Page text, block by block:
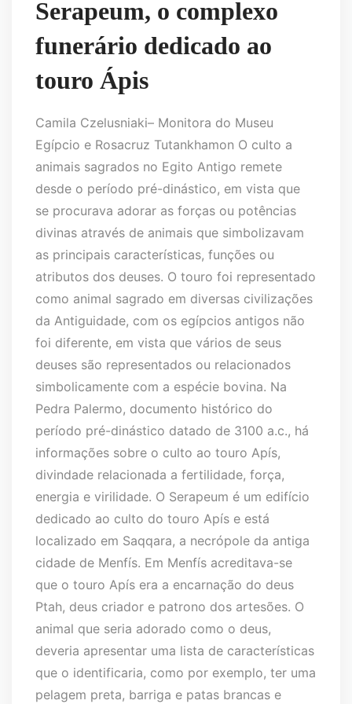
Serapeum, o complexo
funerário dedicado ao
touro Ápis
Camila Czelusniaki– Monitora do Museu
Egípcio e Rosacruz Tutankhamon O culto a
animais sagrados no Egito Antigo remete
desde o período pré-dinástico, em vista que
se procurava adorar as forças ou potências
divinas através de animais que simbolizavam
as principais características, funções ou
atributos dos deuses. O touro foi representado
como animal sagrado em diversas civilizações
da Antiguidade, com os egípcios antigos não
foi diferente, em vista que vários de seus
deuses são representados ou relacionados
simbolicamente com a espécie bovina. Na
Pedra Palermo, documento histórico do
período pré-dinástico datado de 3100 a.c., há
informações sobre o culto ao touro Apís,
divindade relacionada a fertilidade, força,
energia e virilidade. O Serapeum é um edifício
dedicado ao culto do touro Apís e está
localizado em Saqqara, a necrópole da antiga
cidade de Menfís. Em Menfís acreditava-se
que o touro Apís era a encarnação do deus
Ptah, deus criador e patrono dos artesões. O
animal que seria adorado como o deus,
deveria apresentar uma lista de características
que o identificaria, como por exemplo, ter uma
pelagem preta, barriga e patas brancas e